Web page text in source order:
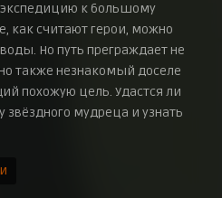
экспедицию к большому
как считают герои, можно
Но путь преграждает не
также незнакомый доселе
похожую цель. Удастся ли
звёздного мудреца и узнать